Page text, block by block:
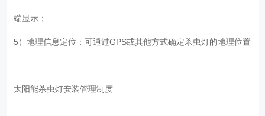
端显示；
5）地理信息定位：可通过GPS或其他方式确定杀虫灯的地理位置
太阳能杀虫灯安装管理制度